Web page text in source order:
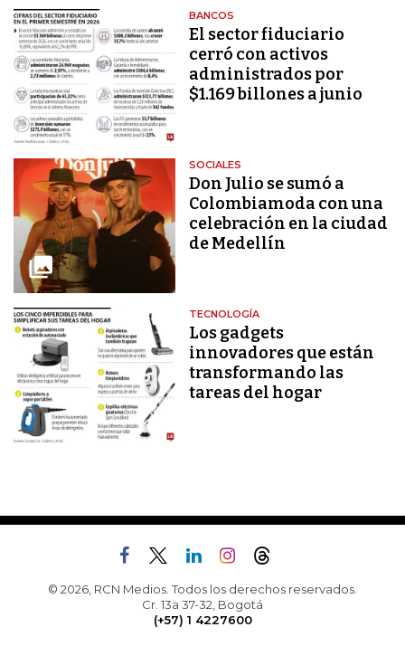
BANCOS
El sector fiduciario
cerró con activos
administrados por
$1.169 billones a junio
SOCIALES
Don Julio se sumó a
Colombiamoda con una
celebración en la ciudad
de Medellín
TECNOLOGÍA
Los gadgets
innovadores que están
transformando las
tareas del hogar
© 2026, RCN Medios. Todos los derechos reservados.
Cr. 13a 37-32, Bogotá
(+57) 1 4227600